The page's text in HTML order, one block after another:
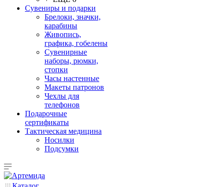
Сувениры и подарки
Брелоки, значки,
карабины
Живопись,
графика, гобелены
Сувенирные
наборы, рюмки,
стопки
Часы настенные
Макеты патронов
Чехлы для
телефонов
Подарочные
сертификаты
Тактическая медицина
Носилки
Подсумки